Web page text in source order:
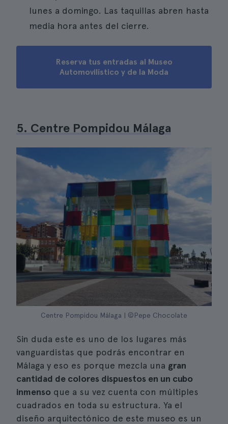
lunes a domingo. Las taquillas abren hasta
media hora antes del cierre.
Reserva tus entradas al Museo
Automovilístico y de la Moda
5. Centre Pompidou Málaga
Centre Pompidou Málaga | ©Pepe Chocolate
Sin duda este es uno de los lugares más
vanguardistas que podrás encontrar en
Málaga y eso es porque mezcla una gran
cantidad de colores dispuestos en un cubo
inmenso que a su vez cuenta con múltiples
cuadrados en toda su estructura. Ya el
diseño arquitectónico de este museo es un